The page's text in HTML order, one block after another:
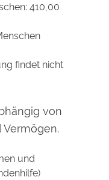
410,00
findet nicht
von
und